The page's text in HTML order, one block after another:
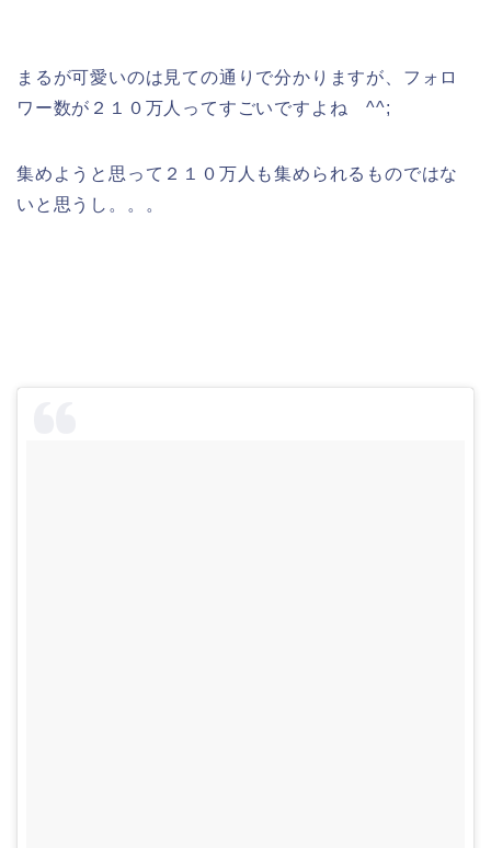
まるが可愛いのは見ての通りで分かりますが、フォロ
ワー数が２１０万人ってすごいですよね ^^;
集めようと思って２１０万人も集められるものではな
いと思うし。。。